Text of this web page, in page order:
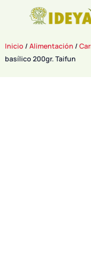
Inicio / Alimentación /
basílico 200gr. Taifun